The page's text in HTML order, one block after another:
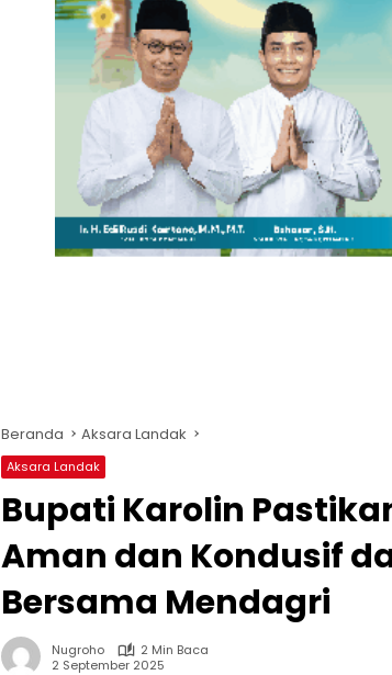
Beranda Aksara Landak
Aksara Landak
Bupati Karolin
Aman dan Kondusif
Bersama Mendagri
Nugroho
2 Min Baca
2 September 2025